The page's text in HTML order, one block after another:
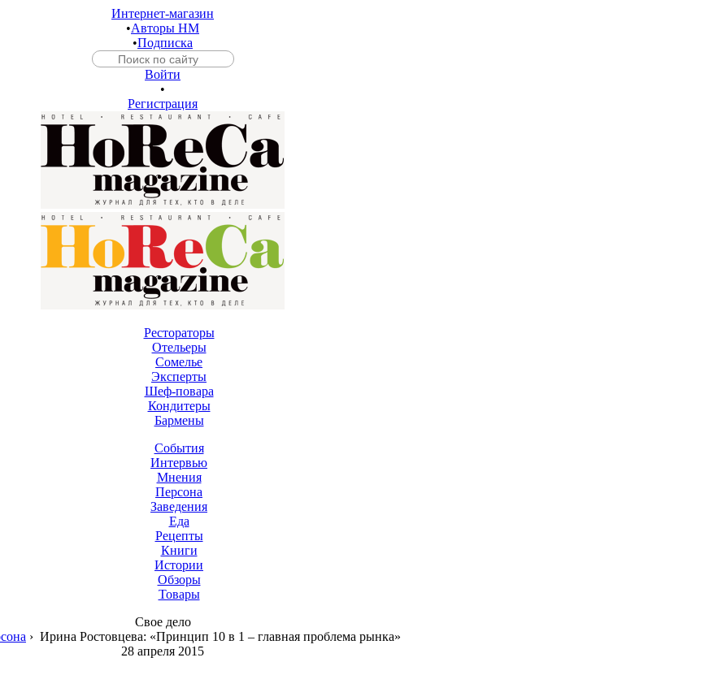
Интернет-магазин
•Авторы HM
•Подписка
Войти
•
Регистрация
Рестораторы
Отельеры
Сомелье
Эксперты
Шеф-повара
Кондитеры
Бармены
События
Интервью
Мнения
Персона
Заведения
Еда
Рецепты
Книги
Истории
Обзоры
Товары
Свое дело
› Ирина Ростовцева: «Принцип 10 в 1 – главная проблема рынка»
28 апреля 2015